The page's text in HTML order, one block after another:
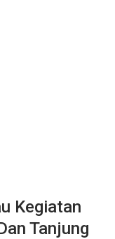
Kegiatan
Tanjung